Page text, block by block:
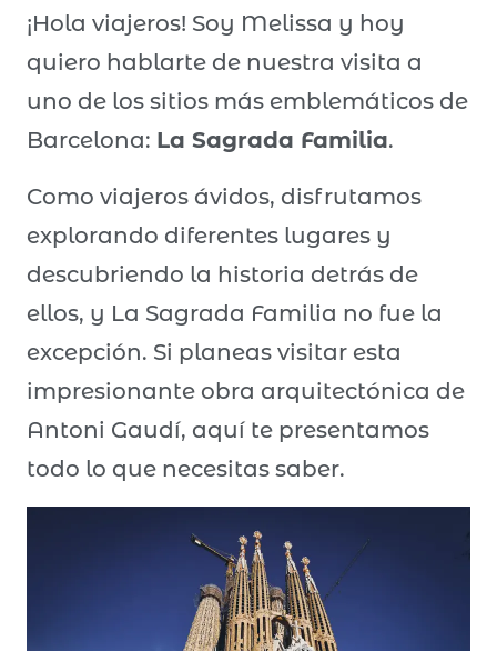
¡Hola viajeros! Soy Melissa y hoy
quiero hablarte de nuestra visita a
uno de los sitios más emblemáticos de
Barcelona: La Sagrada Familia.
Como viajeros ávidos, disfrutamos
explorando diferentes lugares y
descubriendo la historia detrás de
ellos, y La Sagrada Familia no fue la
excepción. Si planeas visitar esta
impresionante obra arquitectónica de
Antoni Gaudí, aquí te presentamos
todo lo que necesitas saber.